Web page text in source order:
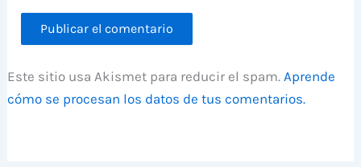
Este sitio usa Akismet para reducir el spam.Aprende
cómo se procesan los datos de tus comentarios.